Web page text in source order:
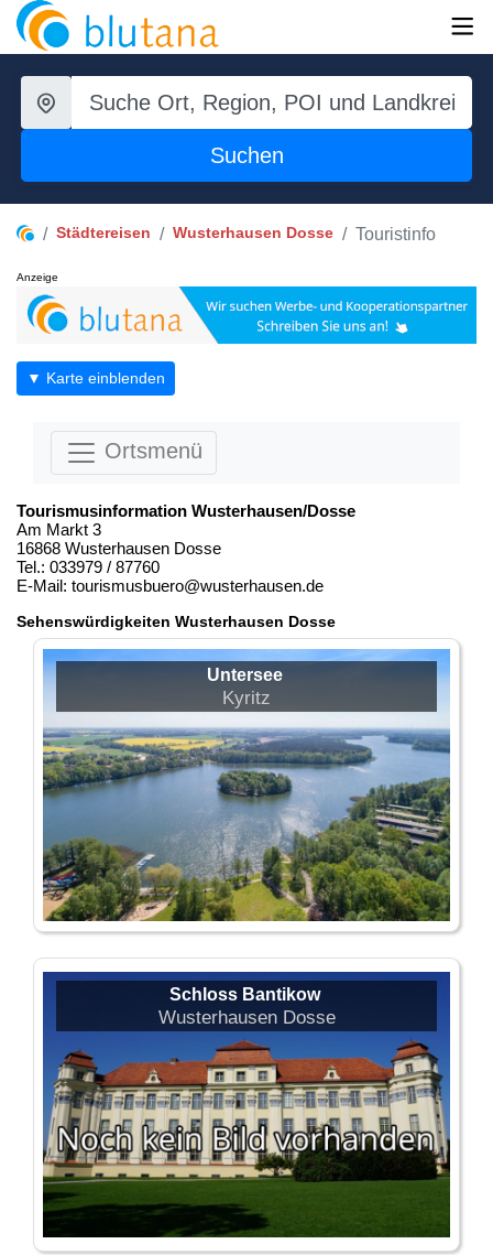
Suchen
Städtereisen Wusterhausen Dosse Touristinfo
Anzeige
▼ Karte einblenden
Ortsmenü
Tourismusinformation Wusterhausen/Dosse
Am Markt 3
16868 Wusterhausen Dosse
Tel.: 033979 / 87760
E-Mail: tourismusbuero@wusterhausen.de
Sehenswürdigkeiten Wusterhausen Dosse
Untersee
Kyritz
Schloss Bantikow
Wusterhausen Dosse